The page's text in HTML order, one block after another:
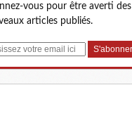
vous pour être averti des
articles publiés.